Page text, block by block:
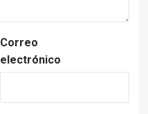
Correo
electrónico